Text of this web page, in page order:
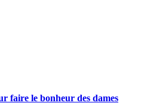
faire le bonheur des dames